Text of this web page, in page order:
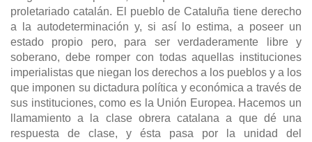
proletariado catalán. El pueblo de Cataluña tiene derecho
a la autodeterminación y, si así lo estima, a poseer un
estado propio pero, para ser verdaderamente libre y
soberano, debe romper con todas aquellas instituciones
imperialistas que niegan los derechos a los pueblos y a los
que imponen su dictadura política y económica a través de
sus instituciones, como es la Unión Europea. Hacemos un
llamamiento a la clase obrera catalana a que dé una
respuesta de clase, y ésta pasa por la unidad del